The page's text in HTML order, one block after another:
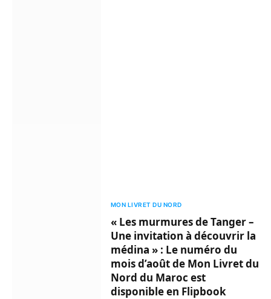
MON LIVRET DU NORD
« Les murmures de Tanger –
Une invitation à découvrir la
médina » : Le numéro du
mois d’août de Mon Livret du
Nord du Maroc est
disponible en Flipbook